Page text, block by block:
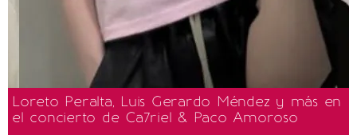
Loreto Peralta, Luis Gerardo Méndez y más en
el concierto de Ca7riel & Paco Amoroso